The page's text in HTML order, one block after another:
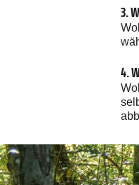
3.
4.